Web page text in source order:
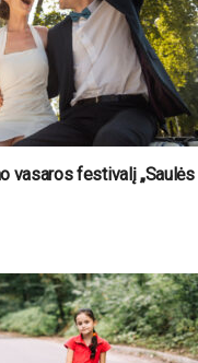
vasaros festivalį „Saulės